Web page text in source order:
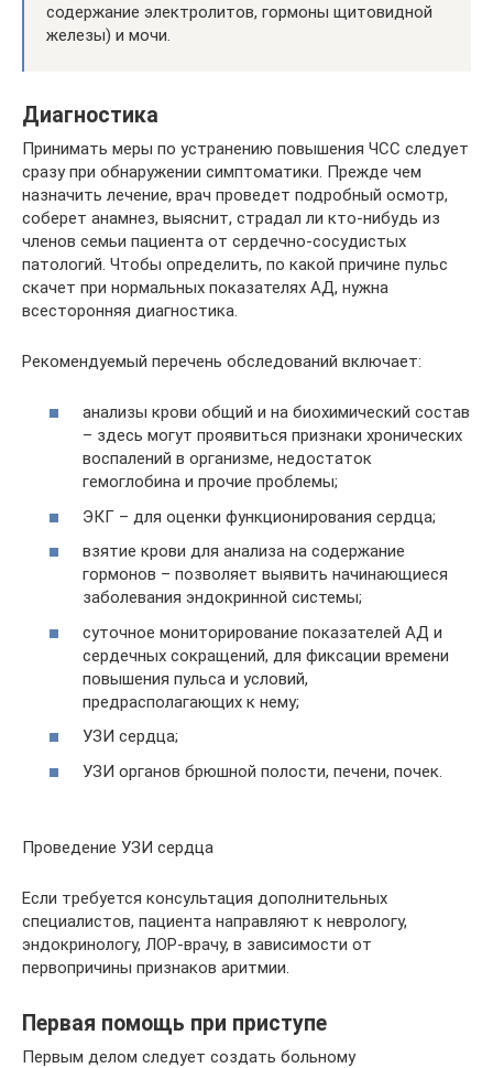
содержание электролитов, гормоны щитовидной
железы) и мочи.
Диагностика
Принимать меры по устранению повышения ЧСС следует
сразу при обнаружении симптоматики. Прежде чем
назначить лечение, врач проведет подробный осмотр,
соберет анамнез, выяснит, страдал ли кто-нибудь из
членов семьи пациента от сердечно-сосудистых
патологий. Чтобы определить, по какой причине пульс
скачет при нормальных показателях АД, нужна
всесторонняя диагностика.
Рекомендуемый перечень обследований включает:
анализы крови общий и на биохимический состав
– здесь могут проявиться признаки хронических
воспалений в организме, недостаток
гемоглобина и прочие проблемы;
ЭКГ – для оценки функционирования сердца;
взятие крови для анализа на содержание
гормонов – позволяет выявить начинающиеся
заболевания эндокринной системы;
суточное мониторирование показателей АД и
сердечных сокращений, для фиксации времени
повышения пульса и условий,
предрасполагающих к нему;
УЗИ сердца;
УЗИ органов брюшной полости, печени, почек.
Проведение УЗИ сердца
Если требуется консультация дополнительных
специалистов, пациента направляют к неврологу,
эндокринологу, ЛОР-врачу, в зависимости от
первопричины признаков аритмии.
Первая помощь при приступе
Первым делом следует создать больному